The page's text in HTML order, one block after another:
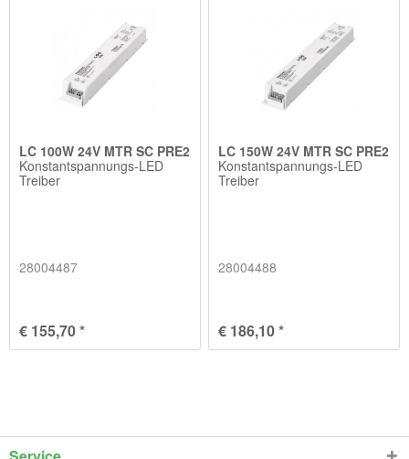
LC 100W 24V MTR SC PRE2
Konstantspannungs-LED
Treiber
28004487
€ 155,70 *
LC 150W 24V MTR SC PRE2
Konstantspannungs-LED
Treiber
28004488
€ 186,10 *